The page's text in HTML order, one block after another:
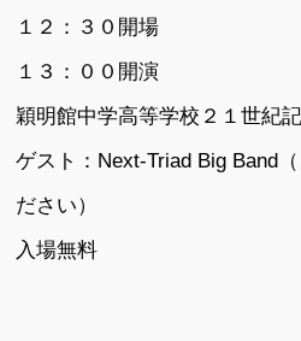
１２：３０開場
１３：００開演
穎明館中学高等学校２１世紀
ゲスト：Next-Triad Big Band
ださい）
入場無料